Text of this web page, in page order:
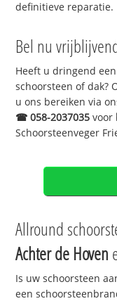
definitieve reparatie.
Bel nu
Heeft u dringend
schoorsteen of dak?
u ons bereiken via
☎058-2037035 voor
Schoorsteenveger
Allround
Achter de Hoven
Is uw schoorsteen
een